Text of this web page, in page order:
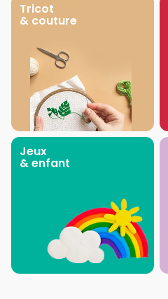
Tricot
& couture
Jeux
& enfant